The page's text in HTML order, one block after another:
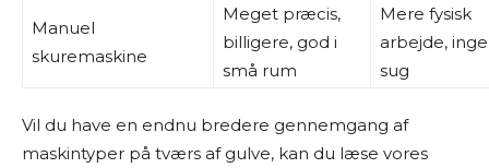
Manuel
skuremaskine
Meget præcis,
billigere, god i
små rum
Mere fysisk
arbejde,
sug
Vil du have en endnu bredere gennemgang af
maskintyper på tværs af gulve, kan du læse vores